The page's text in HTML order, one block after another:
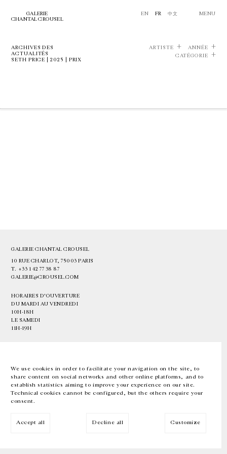
We use cookies in order to facilitate your navigation on the site, to
share content on social networks and other online platforms, and to
establish statistics aiming to improve your experience on our site.
Technical cookies cannot be configured, but the others require your
consent.
Accept all Decline all Customize
GALERIE
CHANTAL CROUSEL
EN FR 中文 MENU
ARCHIVES DES
ACTUALITÉS
SETH PRICE | 2025 | PRIX
ARTISTE
ANNÉE
CATÉGORIE
GALERIE CHANTAL CROUSEL
10 RUE CHARLOT, 75003 PARIS
T. +33 1 42 77 38 87
GALERIE@CROUSEL.COM
HORAIRES D'OUVERTURE
DU MARDI AU VENDREDI
10H-18H
LE SAMEDI
11H-19H
EN FR 中文 Facebook Instagram
Inscrivez-vous à notre newsletter